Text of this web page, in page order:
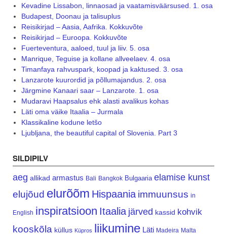
Kevadine Lissabon, linnaosad ja vaatamisväärsused. 1. osa
Budapest, Doonau ja talisuplus
Reisikirjad – Aasia, Aafrika. Kokkuvõte
Reisikirjad – Euroopa. Kokkuvõte
Fuerteventura, aaloed, tuul ja liiv. 5. osa
Manrique, Teguise ja kollane allveelaev. 4. osa
Timanfaya rahvuspark, koopad ja kaktused. 3. osa
Lanzarote kuurordid ja põllumajandus. 2. osa
Järgmine Kanaari saar – Lanzarote. 1. osa
Mudaravi Haapsalus ehk alasti avalikus kohas
Läti oma väike Itaalia – Jurmala
Klassikaline kodune letšo
Ljubljana, the beautiful capital of Slovenia. Part 3
SILDIPILV
aeg allikad armastus Bali Bangkok Bulgaaria elamise kunst
elujõud elurõõm Hispaania immuunsus in
English inspiratsioon Itaalia järved kassid kohvik
kooskõla küllus Küpros liikumine Läti Madeira Malta